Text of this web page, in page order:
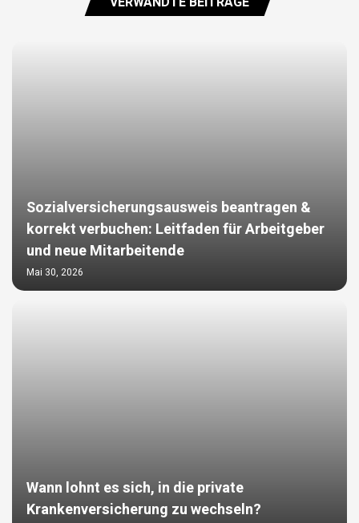
Sozialversicherungsausweis beantragen &
korrekt verbuchen: Leitfaden für Arbeitgeber
und neue Mitarbeitende
Mai 30, 2026
Wann lohnt es sich, in die private
Krankenversicherung zu wechseln?